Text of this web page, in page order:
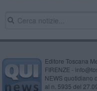
Editore Toscana
FIRENZE -
NEWS quotidiano
al n. 5935 del